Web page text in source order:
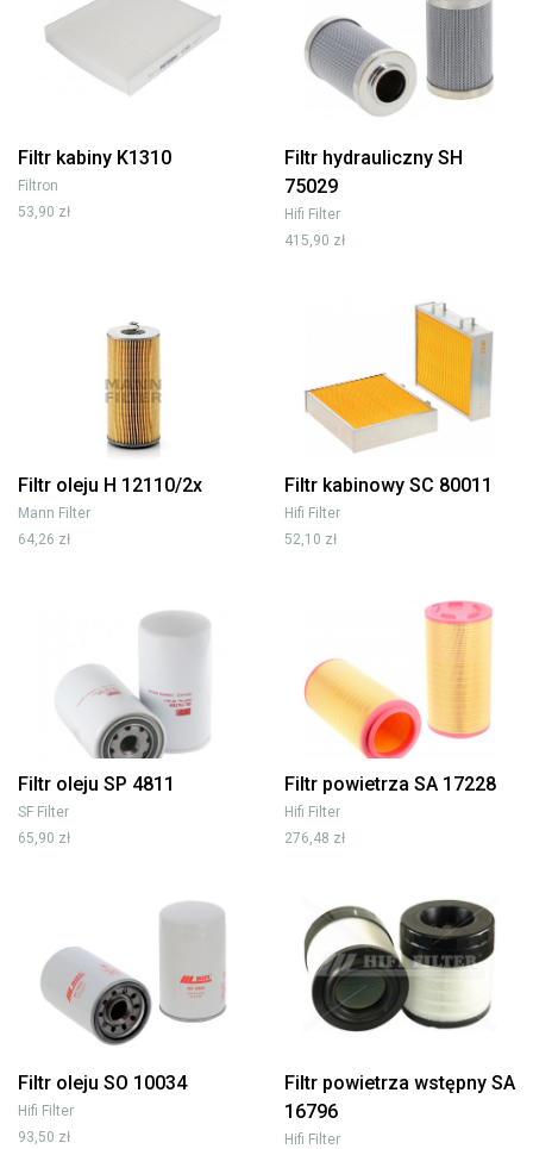
Filtr kabiny K1310
Filtron
53,90 zł
Filtr hydrauliczny SH
75029
Hifi Filter
415,90 zł
Filtr oleju H 12110/2x
Mann Filter
64,26 zł
Filtr kabinowy SC 80011
Hifi Filter
52,10 zł
Filtr oleju SP 4811
SF Filter
65,90 zł
Filtr powietrza SA 17228
Hifi Filter
276,48 zł
Filtr oleju SO 10034
Hifi Filter
93,50 zł
Filtr powietrza wstępny SA
16796
Hifi Filter